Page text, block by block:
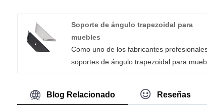
proceso fuerza el metal fundido a alta
velocidad y alta presión hacia una cavidad
cerrada de acero. La matriz tiene una
estacionaria y otra móvil, las cuales están
fundición a presión. La máquina de
a presión tiene un extremo de inyección
Soporte de ángulo trapezoidal para
muebles
Como uno de los fabricantes
soportes de ángulo trapezoidal para
comprar este producto de Xiamen Huaner
Technology Co., Ltd. y le brindaremos el
Blog Relacionado Reseñas